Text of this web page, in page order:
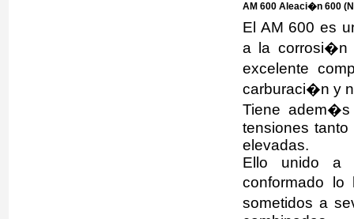
AM 600 Aleaci�n 600
El AM 600 es
a la corrosi�n
excelente
carburaci�n y
Tiene
tensiones
elevadas.
Ello unido a
conformado
sometidos a